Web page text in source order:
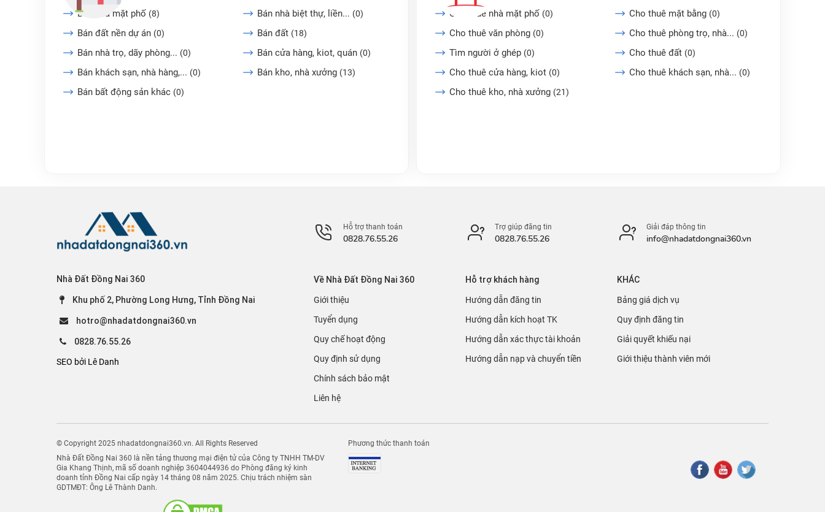
Bán nhà mặt phố (8) Bán nhà biệt thự, liền... (0)
Bán đất nền dự án (0) Bán đất (18)
Bán nhà trọ, dãy phòng... (0) Bán cửa hàng, kiot, quán (0)
Bán khách sạn, nhà hàng,... (0) Bán kho, nhà xưởng (13)
Bán bất động sản khác (0)
Cho thuê nhà mặt phố (0) Cho thuê mặt bằng (0)
Cho thuê văn phòng (0) Cho thuê phòng trọ, nhà... (0)
Tìm người ở ghép (0) Cho thuê đất (0)
Cho thuê cửa hàng, kiot (0) Cho thuê khách sạn, nhà... (0)
Cho thuê kho, nhà xưởng (21)
Nhà Đất Đồng Nai 360
Khu phố 2, Phường Long Hưng, Tỉnh Đồng Nai
hotro@nhadatdongnai360.vn
0828.76.55.26
SEO bởi Lê Danh
Hỗ trợ thanh toán
0828.76.55.26
Trợ giúp đăng tin
0828.76.55.26
Giải đáp thông tin
info@nhadatdongnai360.vn
Về Nhà Đất Đồng Nai 360
Giới thiệu
Tuyển dụng
Quy chế hoạt động
Quy định sử dụng
Chính sách bảo mật
Liên hệ
Hỗ trợ khách hàng
Hướng dẫn đăng tin
Hướng dẫn kích hoạt TK
Hướng dẫn xác thực tài khoản
Hướng dẫn nạp và chuyển tiền
KHÁC
Bảng giá dịch vụ
Quy định đăng tin
Giải quyết khiếu nại
Giới thiệu thành viên mới
© Copyright 2025 nhadatdongnai360.vn. All Rights Reserved
Nhà Đất Đồng Nai 360 là nền tảng thương mại điện tử của Công ty TNHH TM-DV
Gia Khang Thịnh, mã số doanh nghiệp 3604044936 do Phòng đăng ký kinh
doanh tỉnh Đồng Nai cấp ngày 14 tháng 08 năm 2025. Chịu trách nhiệm sàn
GDTMĐT: Ông Lê Thành Danh.
Phương thức thanh toán